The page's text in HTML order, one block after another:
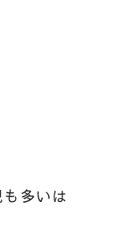
多いは